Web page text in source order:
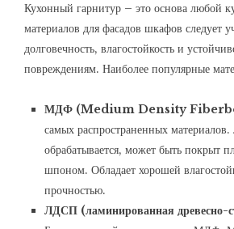
Кухонный гарнитур – это основа любой
материалов для фасадов шкафов следует
долговечность, влагостойкость и
повреждениям. Наиболее популярные
МДФ (Medium Density
самых распространенных материалов.
обрабатывается, может быть покрыт
шпоном. Обладает хорошей
прочностью.
ЛДСП (ламинированная древесно-